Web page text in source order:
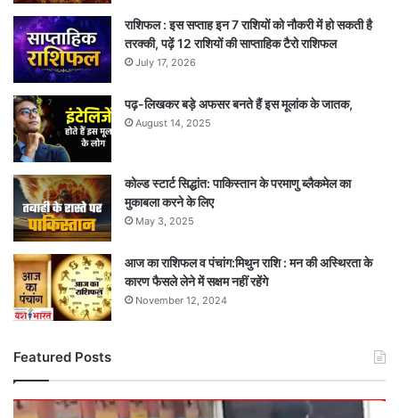
राशिफल : इस सप्ताह इन 7 राशियों को नौकरी में हो सकती है
तरक्की, पढ़ें 12 राशियों की साप्ताहिक टैरो राशिफल
July 17, 2026
पढ़-लिखकर बड़े अफसर बनते हैं इस मूलांक के जातक,
August 14, 2025
कोल्ड स्टार्ट सिद्धांत: पाकिस्तान के परमाणु ब्लैकमेल का
मुकाबला करने के लिए
May 3, 2025
आज का राशिफल व पंचांग:मिथुन राशि : मन की अस्थिरता के
कारण फैसले लेने में सक्षम नहीं रहेंगे
November 12, 2024
Featured Posts
दर्दनाक